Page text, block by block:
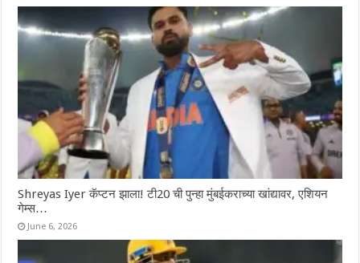
Shreyas Iyer कॅप्टन झाला! टी20 ची पुन्हा मुंबईकराच्या खांद्यावर, एशियन
गेम्स…
June 6, 2026